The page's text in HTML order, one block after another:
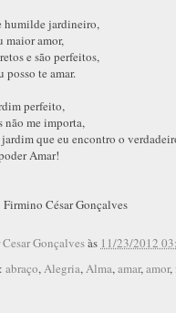
humilde jardineiro,
maior amor,
e são perfeitos,
posso te amar.
perfeito,
não me importa,
jardim que eu encontro o
Amar!
César Gonçalves
Cesar Gonçalvesàs 11/23/2012
abraço,Alegria,Alma,amar,amor,